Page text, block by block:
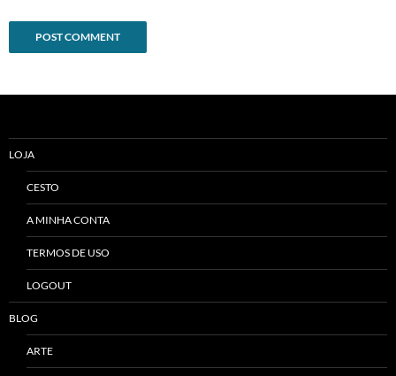
LOJA
CESTO
A MINHA CONTA
TERMOS DE USO
LOGOUT
BLOG
ARTE